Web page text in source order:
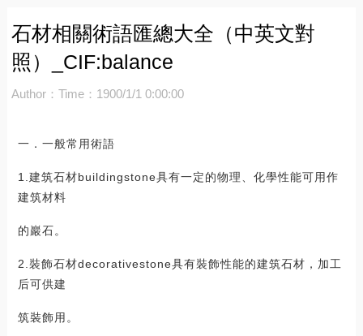
石材相關術語匯總大全（中英文對
照）_CIF:balance
Author： Time：1900/1/1 0:00:00
一．一般常用術語
1.建筑石材buildingstone具有一定的物理、化學性能可用作
建筑材料
的巖石。
2.裝飾石材decorativestone具有裝飾性能的建筑石材，加工
后可供建
筑裝飾用。